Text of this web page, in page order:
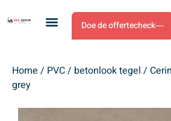
Doe de offertecheck
Home / PVC/ betonlook tegel /
grey